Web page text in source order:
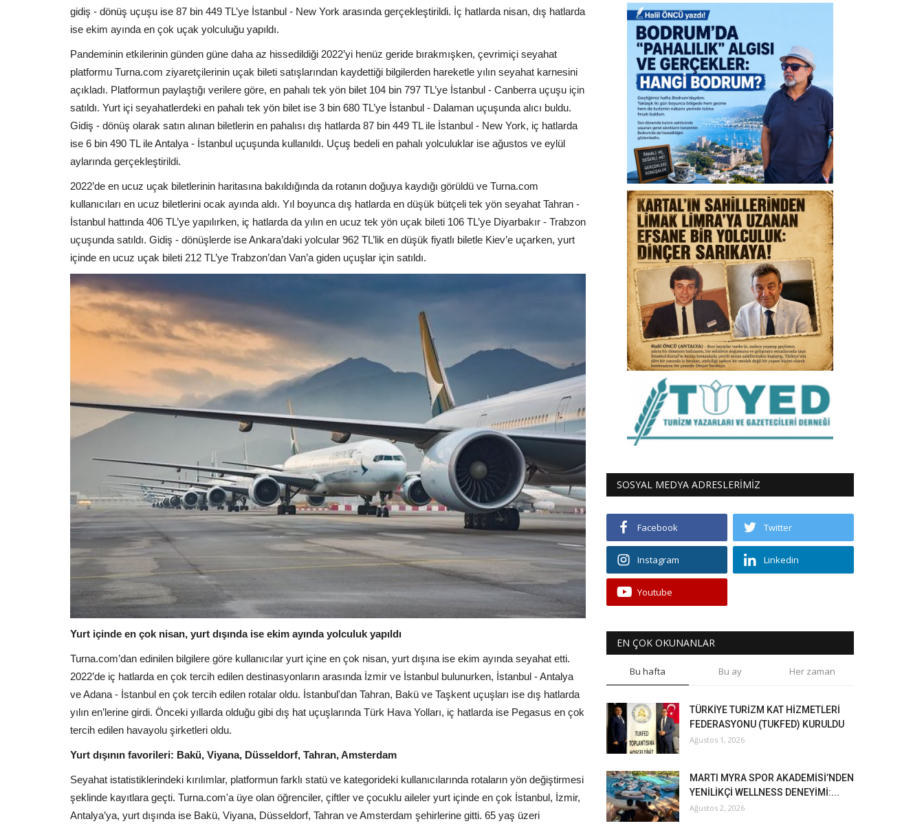
gidiş - dönüş uçuşu ise 87 bin 449 TL’ye İstanbul - New York arasında gerçekleştirildi. İç hatlarda nisan, dış hatlarda
ise ekim ayında en çok uçak yolculuğu yapıldı.
Pandeminin etkilerinin günden güne daha az hissedildiği 2022’yi henüz geride bırakmışken, çevrimiçi seyahat
platformu Turna.com ziyaretçilerinin uçak bileti satışlarından kaydettiği bilgilerden hareketle yılın seyahat karnesini
açıkladı. Platformun paylaştığı verilere göre, en pahalı tek yön bilet 104 bin 797 TL’ye İstanbul - Canberra uçuşu için
satıldı. Yurt içi seyahatlerdeki en pahalı tek yön bilet ise 3 bin 680 TL’ye İstanbul - Dalaman uçuşunda alıcı buldu.
Gidiş - dönüş olarak satın alınan biletlerin en pahalısı dış hatlarda 87 bin 449 TL ile İstanbul - New York, iç hatlarda
ise 6 bin 490 TL ile Antalya - İstanbul uçuşunda kullanıldı. Uçuş bedeli en pahalı yolculuklar ise ağustos ve eylül
aylarında gerçekleştirildi.
2022’de en ucuz uçak biletlerinin haritasına bakıldığında da rotanın doğuya kaydığı görüldü ve Turna.com
kullanıcıları en ucuz biletlerini ocak ayında aldı. Yıl boyunca dış hatlarda en düşük bütçeli tek yön seyahat Tahran -
İstanbul hattında 406 TL’ye yapılırken, iç hatlarda da yılın en ucuz tek yön uçak bileti 106 TL’ye Diyarbakır - Trabzon
uçuşunda satıldı. Gidiş - dönüşlerde ise Ankara’daki yolcular 962 TL’lik en düşük fiyatlı biletle Kiev’e uçarken, yurt
içinde en ucuz uçak bileti 212 TL’ye Trabzon’dan Van’a giden uçuşlar için satıldı.
Yurt içinde en çok nisan, yurt dışında ise ekim ayında yolculuk yapıldı
Turna.com’dan edinilen bilgilere göre kullanıcılar yurt içine en çok nisan, yurt dışına ise ekim ayında seyahat etti.
2022’de iç hatlarda en çok tercih edilen destinasyonların arasında İzmir ve İstanbul bulunurken, İstanbul - Antalya
ve Adana - İstanbul en çok tercih edilen rotalar oldu. İstanbul'dan Tahran, Bakü ve Taşkent uçuşları ise dış hatlarda
yılın en’lerine girdi. Önceki yıllarda olduğu gibi dış hat uçuşlarında Türk Hava Yolları, iç hatlarda ise Pegasus en çok
tercih edilen havayolu şirketleri oldu.
Yurt dışının favorileri: Bakü, Viyana, Düsseldorf, Tahran, Amsterdam
Seyahat istatistiklerindeki kırılımlar, platformun farklı statü ve kategorideki kullanıcılarında rotaların yön değiştirmesi
şeklinde kayıtlara geçti. Turna.com'a üye olan öğrenciler, çiftler ve çocuklu aileler yurt içinde en çok İstanbul, İzmir,
Antalya’ya, yurt dışında ise Bakü, Viyana, Düsseldorf, Tahran ve Amsterdam şehirlerine gitti. 65 yaş üzeri
SOSYAL MEDYA ADRESLERİMİZ
Facebook Twitter
Instagram Linkedin
Youtube
EN ÇOK OKUNANLAR
Bu hafta Bu ay Her zaman
TÜRKİYE TURİZM KAT HİZMETLERİ
FEDERASYONU (TUKFED) KURULDU
Ağustos 1, 2026
MARTI MYRA SPOR AKADEMİSİ’NDEN
YENİLİKÇİ WELLNESS DENEYİMİ:...
Ağustos 2, 2026